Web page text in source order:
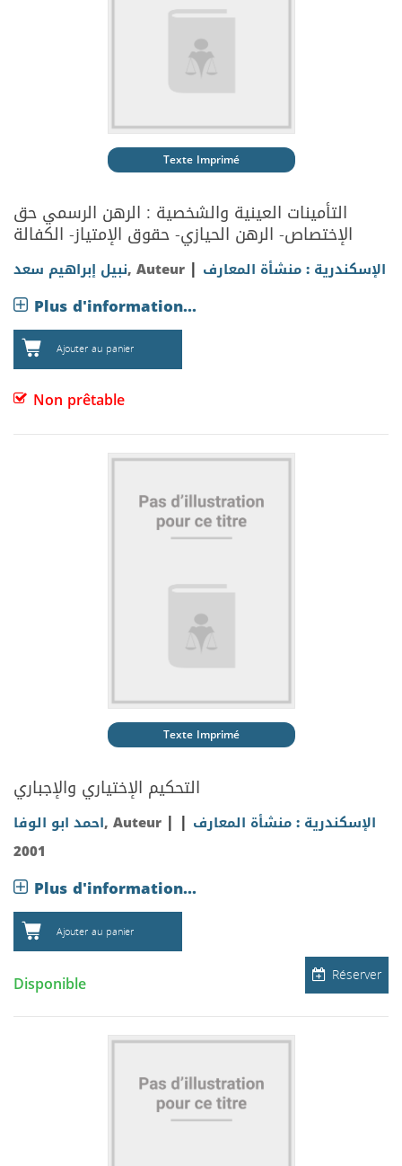
Texte Imprimé
التأمينات العينية والشخصية : الرهن الرسمي حق
الإختصاص- الرهن الحيازي- حقوق الإمتياز- الكفالة
نبيل إبراهيم سعد, Auteur | الإسكندرية : منشأة المعارف
Plus d'information...
Ajouter au panier
Non prêtable
Texte Imprimé
التحكيم الإختياري والإجباري
احمد ابو الوفا, Auteur | الإسكندرية : منشأة المعارف |
2001
Plus d'information...
Ajouter au panier
Réserver
Disponible